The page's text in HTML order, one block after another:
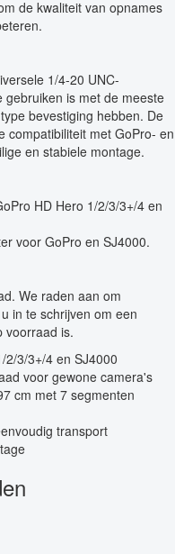
de kwaliteit van opnames
1/4-20 UNC-
is met de meeste
bevestiging hebben. De
compatibiliteit met GoPro- en
en stabiele montage.
HD Hero 1/2/3/3+/4 en
voor GoPro en SJ4000.
We raden aan om
in te schrijven om een
voorraad is.
2/3/3+/4 en SJ4000
voor gewone camera's
cm met 7 segmenten
transport